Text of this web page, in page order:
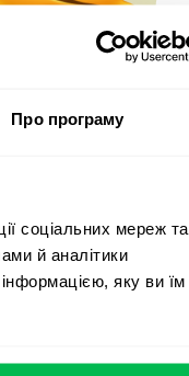
Про програму
соціальних мереж та
й аналітики
яку ви їм